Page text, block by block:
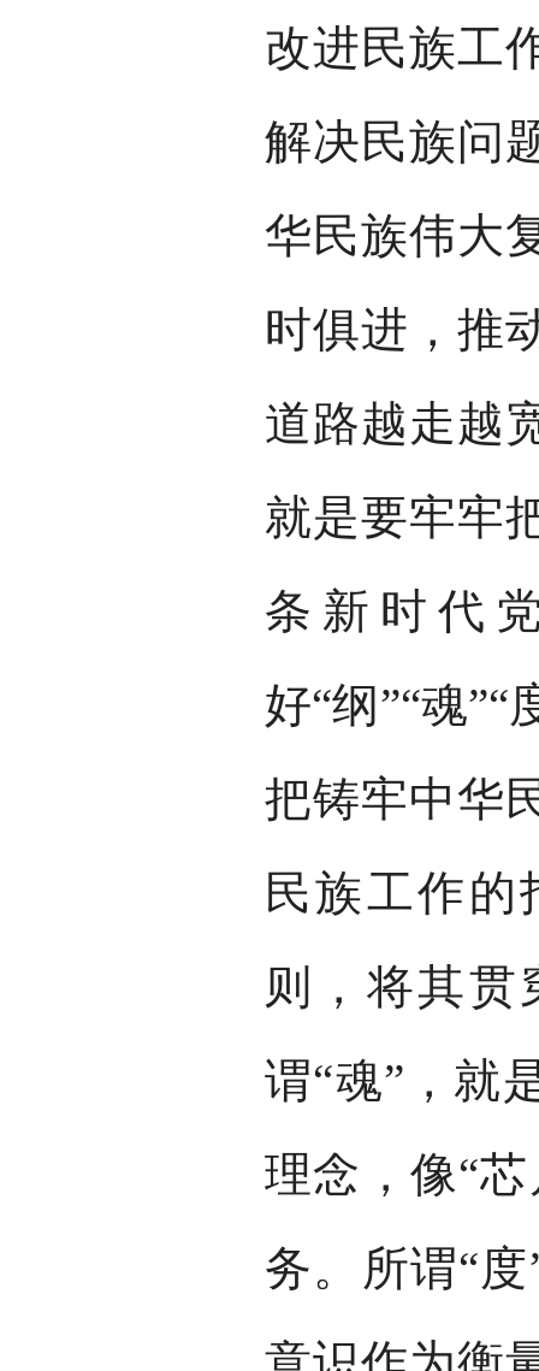
改进民族工
解决民族问
华民族伟大
时俱进，推
道路越走越
就是要牢牢
条新时代
好“纲”“魂”“
把铸牢中华
民族工作
则，将其贯
谓“魂”，就
理念，像“
务。所谓“